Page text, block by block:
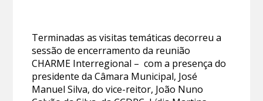
Terminadas as visitas temáticas decorreu a
sessão de encerramento da reunião
CHARME Interregional – com a presença do
presidente da Câmara Municipal, José
Manuel Silva, do vice-reitor, João Nuno